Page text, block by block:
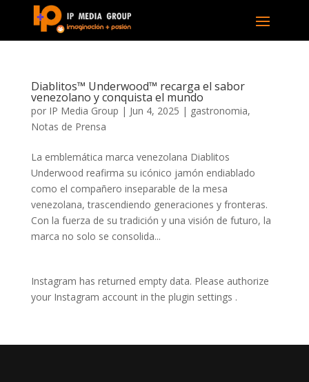
Diablitos™ Underwood™ recarga el sabor
venezolano y conquista el mundo
por IP Media Group | Jun 4, 2025 | gastronomia,
Notas de Prensa
La emblemática marca venezolana Diablitos
Underwood reafirma su icónico jamón endiablado
como el compañero inseparable de la mesa
venezolana, trascendiendo generaciones y fronteras.
Con la fuerza de su tradición y una visión de futuro, la
marca no solo se consolida...
Instagram has returned empty data. Please authorize
your Instagram account in the plugin settings .